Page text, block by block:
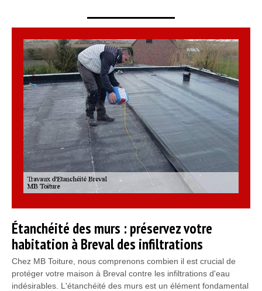
Étanchéité des murs : préservez votre
habitation à Breval des infiltrations
Chez MB Toiture, nous comprenons combien il est crucial de
protéger votre maison à Breval contre les infiltrations d'eau
indésirables. L'étanchéité des murs est un élément fondamental